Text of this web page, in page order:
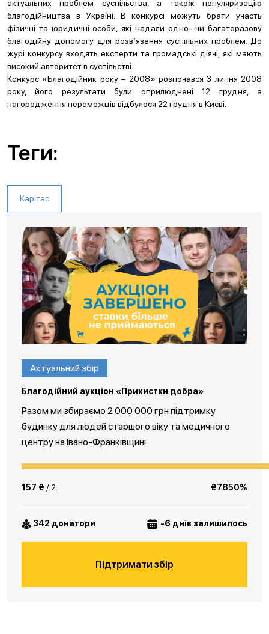
актуальних проблем суспільства, а також популяризацію
благодійництва в Україні. В конкурсі можуть брати участь
фізичні та юридичні особи, які надали одно- чи багаторазову
благодійну допомогу для розв’язання суспільних проблем. До
журі конкурсу входять експерти та громадські діячі, які мають
високий авторитет в суспільстві.
Конкурс «Благодійник року – 2008» розпочався 3 липня 2008
року, його результати були оприлюднені 12 грудня, а
нагородження переможців відбулося 22 грудня в Києві.
Теги:
Карітас
Актуальний збір
Благодійний аукціон «Прихистки добра»
Разом ми збираємо 2 000 000 грн підтримку
будинку для людей старшого віку та медичного
центру на Івано-Франківщині.
157 ₴ / 2 ₴7850%
342 донатори -6 днів залишилось
Підтримати збір